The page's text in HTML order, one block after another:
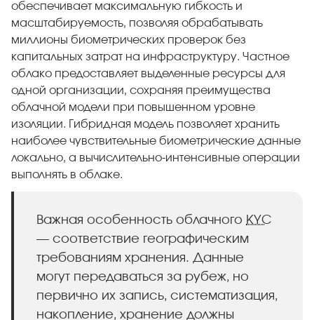
обеспечивает максимальную гибкость и
масштабируемость, позволяя обрабатывать
миллионы биометрических проверок без
капитальных затрат на инфраструктуру. Частное
облако предоставляет выделенные ресурсы для
одной организации, сохраняя преимущества
облачной модели при повышенном уровне
изоляции. Гибридная модель позволяет хранить
наиболее чувствительные биометрические данные
локально, а вычислительно-интенсивные операции
выполнять в облаке.
Важная особенность облачного KYC
— соответствие географическим
требованиям хранения. Данные
могут передаваться за рубеж, но
первично их запись, систематизация,
накопление, хранение должны